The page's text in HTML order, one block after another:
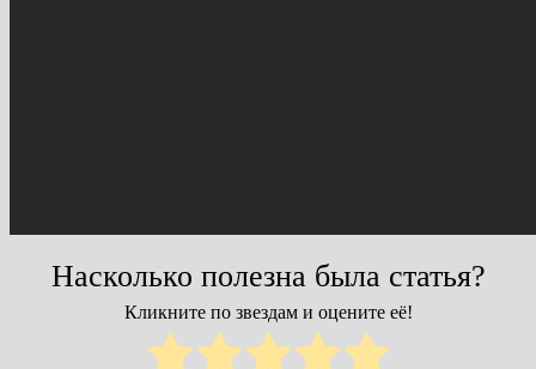
Насколько полезна была статья?
Кликните по звездам и оцените её!